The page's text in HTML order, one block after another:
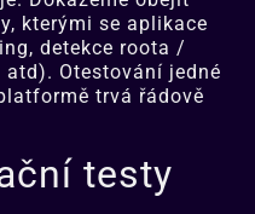
kterými se aplikace
detekce roota /
Otestování jedné
trvá řádově
testy